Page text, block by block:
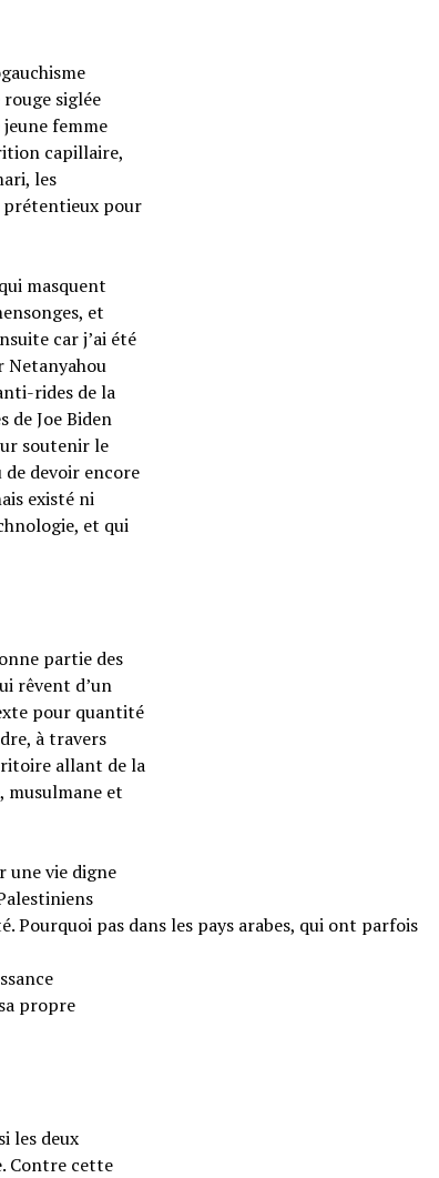
siglée
femme
capillaire,
les
prétentieux pour
masquent
et
car j’ai été
Netanyahou
rides de la
Joe Biden
soutenir le
devoir encore
existé ni
et qui
partie des
rêvent d’un
pour quantité
à travers
allant de la
et
une vie digne
Pourquoi pas dans les pays arabes, qui ont parfois
propre
les deux
Contre cette